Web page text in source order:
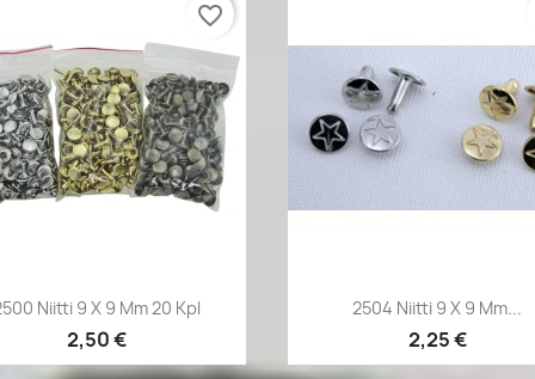
Pikakatselu
Niitti 9 X 9 Mm 20 Kpl
2,50 €
favorite_border
 Pikakatselu
2504 Niitti 9 X 9 Mm...
2,25 €